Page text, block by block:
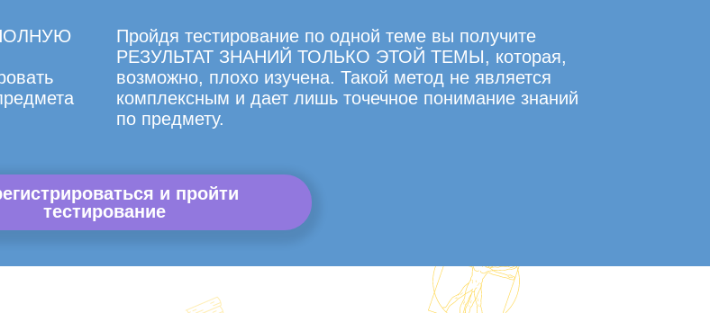
ПОЛНУЮ
Пройдя тестирование по одной теме вы получите
РЕЗУЛЬТАТ ЗНАНИЙ ТОЛЬКО ЭТОЙ ТЕМЫ, которая,
возможно, плохо изучена. Такой метод не является
комплексным и дает лишь точечное понимание знаний
по предмету.
и пройти
тестирование